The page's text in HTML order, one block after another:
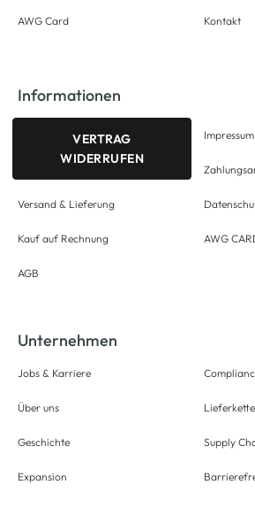
AWG Card Kontakt
Informationen
VERTRAG
WIDERRUFEN
Versand & Lieferung
Kauf auf Rechnung
AGB
Impressum
AWG
Unternehmen
Jobs & Karriere
Über uns
Geschichte
Expansion
Supply